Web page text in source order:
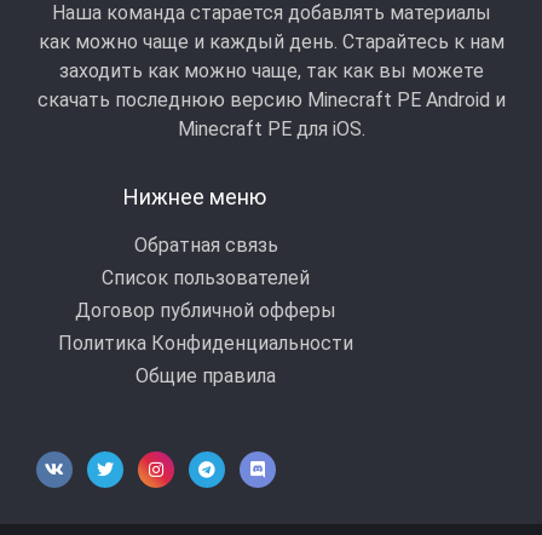
Наша команда старается добавлять материалы
как можно чаще и каждый день. Старайтесь к нам
заходить как можно чаще, так как вы можете
скачать последнюю версию Minecraft PE Android и
Minecraft РЕ для iOS.
Нижнее меню
Обратная связь
Список пользователей
Договор публичной офферы
Политика Конфиденциальности
Общие правила